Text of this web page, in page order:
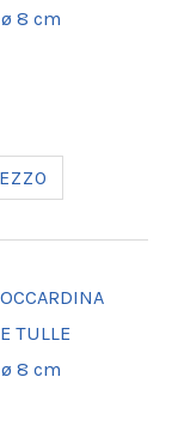
ø 8 cm
TULLE
ø 8 cm